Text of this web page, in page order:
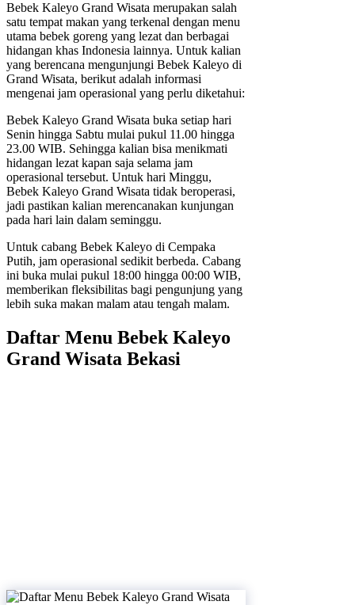
Bebek Kaleyo Grand Wisata merupakan salah
satu tempat makan yang terkenal dengan menu
utama bebek goreng yang lezat dan berbagai
hidangan khas Indonesia lainnya. Untuk kalian
yang berencana mengunjungi Bebek Kaleyo di
Grand Wisata, berikut adalah informasi
mengenai jam operasional yang perlu diketahui:
Bebek Kaleyo Grand Wisata buka setiap hari
Senin hingga Sabtu mulai pukul 11.00 hingga
23.00 WIB. Sehingga kalian bisa menikmati
hidangan lezat kapan saja selama jam
operasional tersebut. Untuk hari Minggu,
Bebek Kaleyo Grand Wisata tidak beroperasi,
jadi pastikan kalian merencanakan kunjungan
pada hari lain dalam seminggu.
Untuk cabang Bebek Kaleyo di Cempaka
Putih, jam operasional sedikit berbeda. Cabang
ini buka mulai pukul 18:00 hingga 00:00 WIB,
memberikan fleksibilitas bagi pengunjung yang
lebih suka makan malam atau tengah malam.
Daftar Menu Bebek Kaleyo
Grand Wisata Bekasi